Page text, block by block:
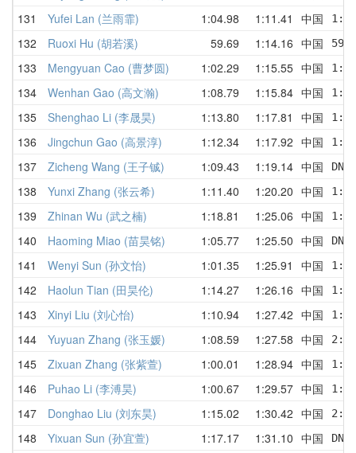
131 Yufei Lan (兰雨霏) 1:04.98 1:11.41 中国
132 Ruoxi Hu (胡若溪) 59.69 1:14.16 中国
133 Mengyuan Cao (曹梦圆) 1:02.29 1:15.55 中国
134 Wenhan Gao (高文瀚) 1:08.79 1:15.84 中国
135 Shenghao Li (李晟昊) 1:13.80 1:17.81 中国
136 Jingchun Gao (高景淳) 1:12.34 1:17.92 中国
137 Zicheng Wang (王子铖) 1:09.43 1:19.14 中国
138 Yunxi Zhang (张云希) 1:11.40 1:20.20 中国
139 Zhinan Wu (武之楠) 1:18.81 1:25.06 中国
140 Haoming Miao (苗昊铭) 1:05.77 1:25.50 中国
141 Wenyi Sun (孙文怡) 1:01.35 1:25.91 中国
142 Haolun Tian (田昊伦) 1:14.27 1:26.16 中国
143 Xinyi Liu (刘心怡) 1:10.94 1:27.42 中国
144 Yuyuan Zhang (张玉媛) 1:08.59 1:27.58 中国
145 Zixuan Zhang (张紫萱) 1:00.01 1:28.94 中国
146 Puhao Li (李溥昊) 1:00.67 1:29.57 中国
147 Donghao Liu (刘东昊) 1:15.02 1:30.42 中国
148 Yixuan Sun (孙宜萱) 1:17.17 1:31.10 中国